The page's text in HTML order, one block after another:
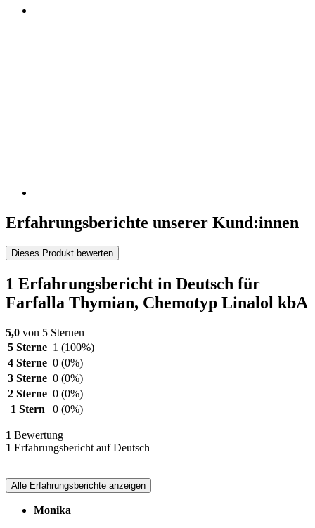
Erfahrungsberichte unserer Kund:innen
Dieses Produkt bewerten
1 Erfahrungsbericht in Deutsch für
Farfalla Thymian, Chemotyp Linalol kbA
5,0 von 5 Sternen
5 Sterne 1 (100%)
4 Sterne 0 (0%)
3 Sterne 0 (0%)
2 Sterne 0 (0%)
1 Stern
0 (0%)
1 Bewertung
1 Erfahrungsbericht auf Deutsch
Alle Erfahrungsberichte anzeigen
Monika